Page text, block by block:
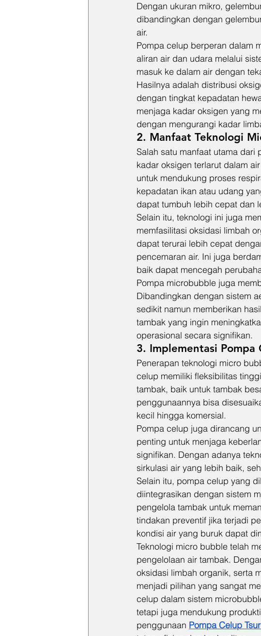
Dengan ukuran mikro,
dibandingkan dengan
air.
Pompa celup berperan dalam
aliran air dan udara melalui
masuk ke dalam air dengan
Hasilnya adalah distribusi
dengan tingkat kepadatan
menjaga kadar oksigen yang
dengan mengurangi kadar
2. Manfaat Teknologi
Salah satu manfaat utama
kadar oksigen terlarut dalam
untuk mendukung proses
kepadatan ikan atau udang
dapat tumbuh lebih cepat dan
Selain itu, teknologi ini juga
memfasilitasi oksidasi limbah
dapat terurai lebih cepat
pencemaran air. Ini juga
baik dapat mencegah
Pompa microbubble juga
Dibandingkan dengan sistem
sedikit namun memberikan
tambak yang ingin
operasional secara signifikan.
3. Implementasi
Penerapan teknologi micro
celup memiliki fleksibilitas
tambak, baik untuk tambak
penggunaannya bisa
kecil hingga komersial.
Pompa celup juga dirancang
penting untuk menjaga
signifikan. Dengan adanya
sirkulasi air yang lebih baik,
Selain itu, pompa celup yang
diintegrasikan dengan sistem
pengelola tambak untuk
tindakan preventif jika terjadi
kondisi air yang buruk dapat
Teknologi micro bubble telah
pengelolaan air tambak.
oksidasi limbah organik, serta
menjadi pilihan yang sangat
celup dalam sistem
tetapi juga mendukung
penggunaan Pompa Celup